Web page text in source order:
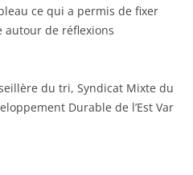
ce qui a permis de fixer
autour de réflexions
du tri, Syndicat Mixte du
Durable de l’Est Var